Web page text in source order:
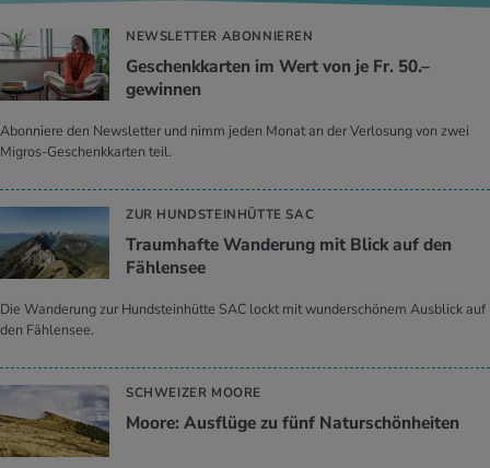
NEWSLETTER ABONNIEREN
Geschenkkarten im Wert von je Fr. 50.–
gewinnen
Abonniere den Newsletter und nimm jeden Monat an der Verlosung von zwei
Migros-Geschenkkarten teil.
ZUR HUNDSTEINHÜTTE SAC
Traumhafte Wanderung mit Blick auf den
Fählensee
Die Wanderung zur Hundsteinhütte SAC lockt mit wunderschönem Ausblick auf
den Fählensee.
SCHWEIZER MOORE
Moore: Ausflüge zu fünf Naturschönheiten